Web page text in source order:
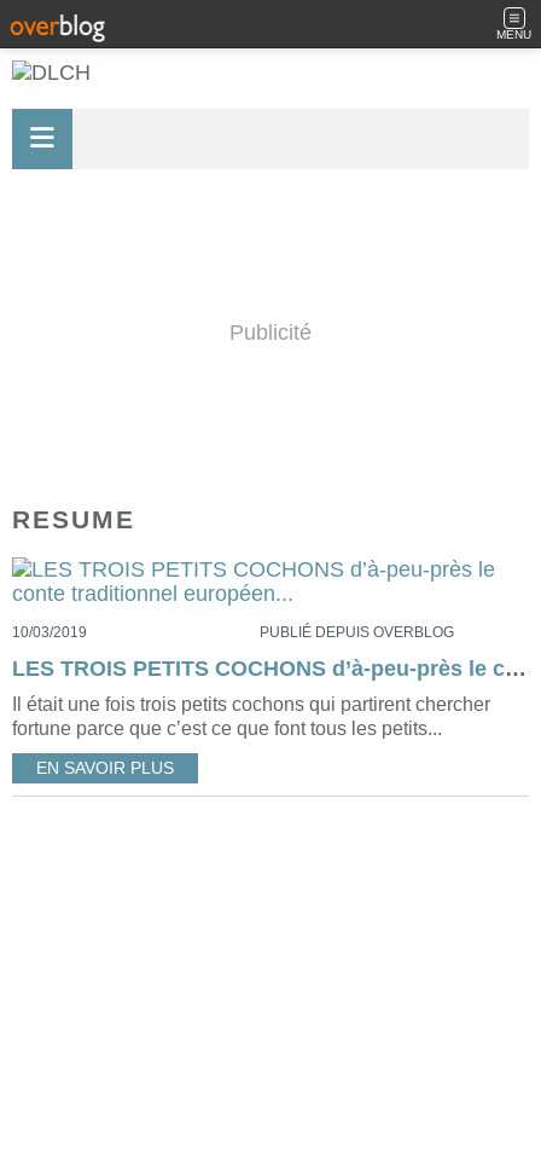
MENU
Publicité
RESUME
10/03/2019 PUBLIÉ DEPUIS OVERBLOG
LES TROIS PETITS COCHONS d’à-peu-près le conte traditionnel européen...
Il était une fois trois petits cochons qui partirent chercher
fortune parce que c’est ce que font tous les petits...
EN SAVOIR PLUS